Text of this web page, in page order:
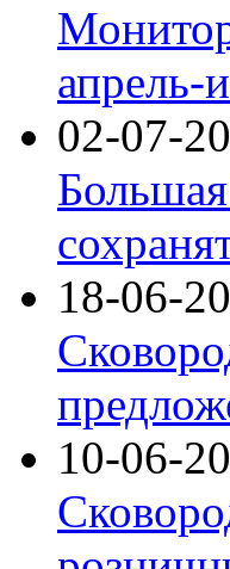
апрель-
02-07-
18-06-
10-06-